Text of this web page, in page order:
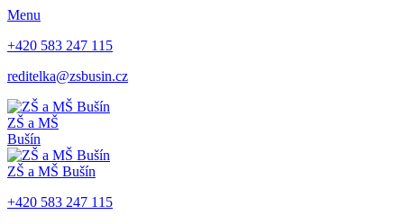
Menu
+420 583 247 115
reditelka@zsbusin.cz
ZŠ a MŠ
Bušín
ZŠ a MŠ Bušín
+420 583 247 115